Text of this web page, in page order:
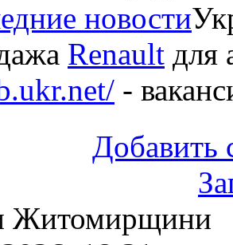
новости
Renault для
-
Добавить
Житомирщини